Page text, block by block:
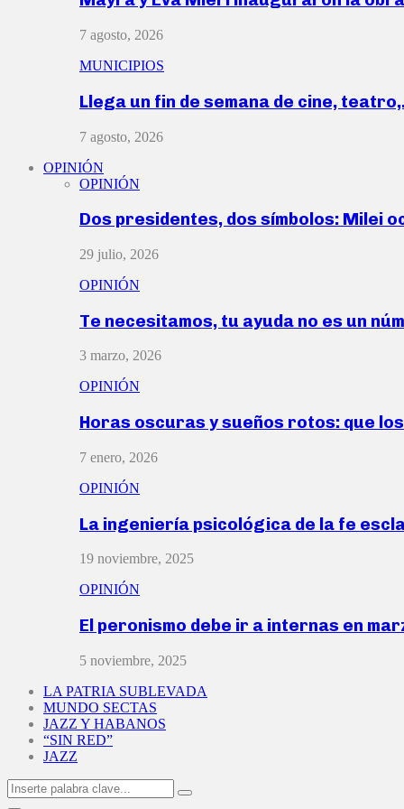
7 agosto, 2026
MUNICIPIOS
Llega un fin de semana de cine,
7 agosto, 2026
OPINIÓN
OPINIÓN
Dos presidentes, dos símbolos: Milei
29 julio, 2026
OPINIÓN
Te necesitamos, tu ayuda no es un
3 marzo, 2026
OPINIÓN
Horas oscuras y sueños rotos: que
7 enero, 2026
OPINIÓN
La ingeniería psicológica de la fe
19 noviembre, 2025
OPINIÓN
El peronismo debe ir a internas en
5 noviembre, 2025
LA PATRIA SUBLEVADA
MUNDO SECTAS
JAZZ Y HABANOS
“SIN RED”
JAZZ
Search
for:
Search